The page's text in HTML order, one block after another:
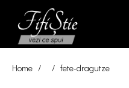
Home / / fete-dragutze